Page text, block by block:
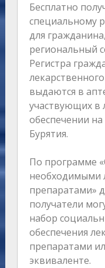
Бесплатно
специальному
для
региональный
Регистра
выдаются в
участвующих в
обеспечении
Бурятия.
По программе
необходимыми
препаратами»
получатели
набор
обеспечения
препаратами
эквиваленте.